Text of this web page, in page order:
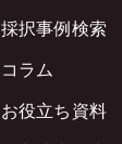
採択事例検索
コラム
お役立ち資料